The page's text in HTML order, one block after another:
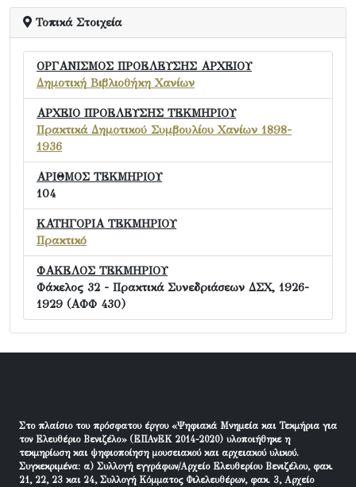
Τοπικά Στοιχεία
ΟΡΓΑΝΙΣΜΟΣ ΠΡΟΕΛΕΥΣΗΣ ΑΡΧΕΙΟΥ
Δημοτική Βιβλιοθήκη Χανίων
ΑΡΧΕΙΟ ΠΡΟΕΛΕΥΣΗΣ ΤΕΚΜΗΡΙΟΥ
Πρακτικά Δημοτικού Συμβουλίου Χανίων 1898-
1936
ΑΡΙΘΜΟΣ ΤΕΚΜΗΡΙΟΥ
104
ΚΑΤΗΓΟΡΙΑ ΤΕΚΜΗΡΙΟΥ
Πρακτικό
ΦΑΚΕΛΟΣ ΤΕΚΜΗΡΙΟΥ
Φάκελος 32 - Πρακτικά Συνεδριάσεων ΔΣΧ, 1926-
1929 (ΑΦΦ 430)
Στο πλαίσιο του πρόσφατου έργου «Ψηφιακά Μνημεία και Τεκμήρια για
τον Ελευθέριο Βενιζέλο» (ΕΠΑνΕΚ 2014-2020) υλοποιήθηκε η
τεκμηρίωση και ψηφιοποίηση μουσειακού και αρχειακού υλικού.
Συγκεκριμένα: α) Συλλογή εγγράφων/Αρχείο Ελευθερίου Βενιζέλου, φακ.
21, 22, 23 και 24, Συλλογή Κόμματος Φιλελευθέρων, φακ. 3, Αρχείο